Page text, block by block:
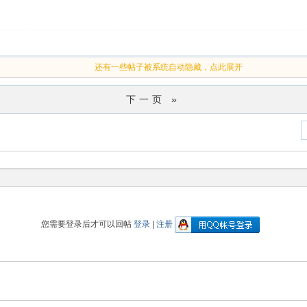
还有一些帖子被系统自动隐藏，点此展开
下一页 »
您需要登录后才可以回帖 登录| 注册